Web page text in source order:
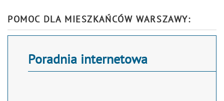
POMOC DLA MIESZKAŃCÓW WARSZAWY:
Poradnia internetowa